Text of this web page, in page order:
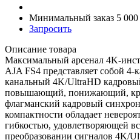
Минимальный заказ 5 000
Запросить
Описание товара
Максимальный арсенал 4K-
AJA FS4 представляет собой
канальный 4K/UltraHD
повышающий, понижающий,
флагманский кадровый
компактности обладает
гибкостью, удовлетворяющей
преобразовании сигналов 4K/